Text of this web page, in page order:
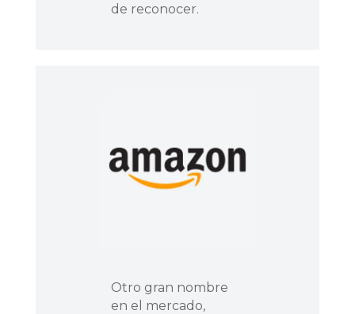
de reconocer.
Otro gran nombre
en el mercado,